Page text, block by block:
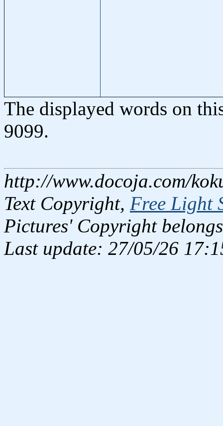
The displayed words on
9099.
http://www.docoja.com/
Text Copyright, Free Light
Pictures' Copyright
Last update: 27/05/26